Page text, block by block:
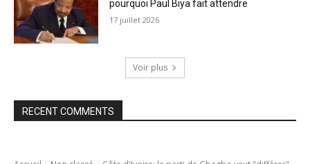
pourquoi Paul Biya fait attendre
17 juillet 2026
Voir plus
RECENT COMMENTS